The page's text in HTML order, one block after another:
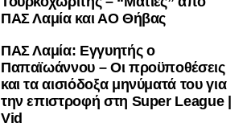
ΠΑΣ Λαμία και ΑΟ Θήβας
ΠΑΣ Λαμία: Εγγυητής ο
Παπαϊωάννου – Οι προϋποθέσεις
και τα αισιόδοξα μηνύματά του για
την επιστροφή στη Super League |
Vid